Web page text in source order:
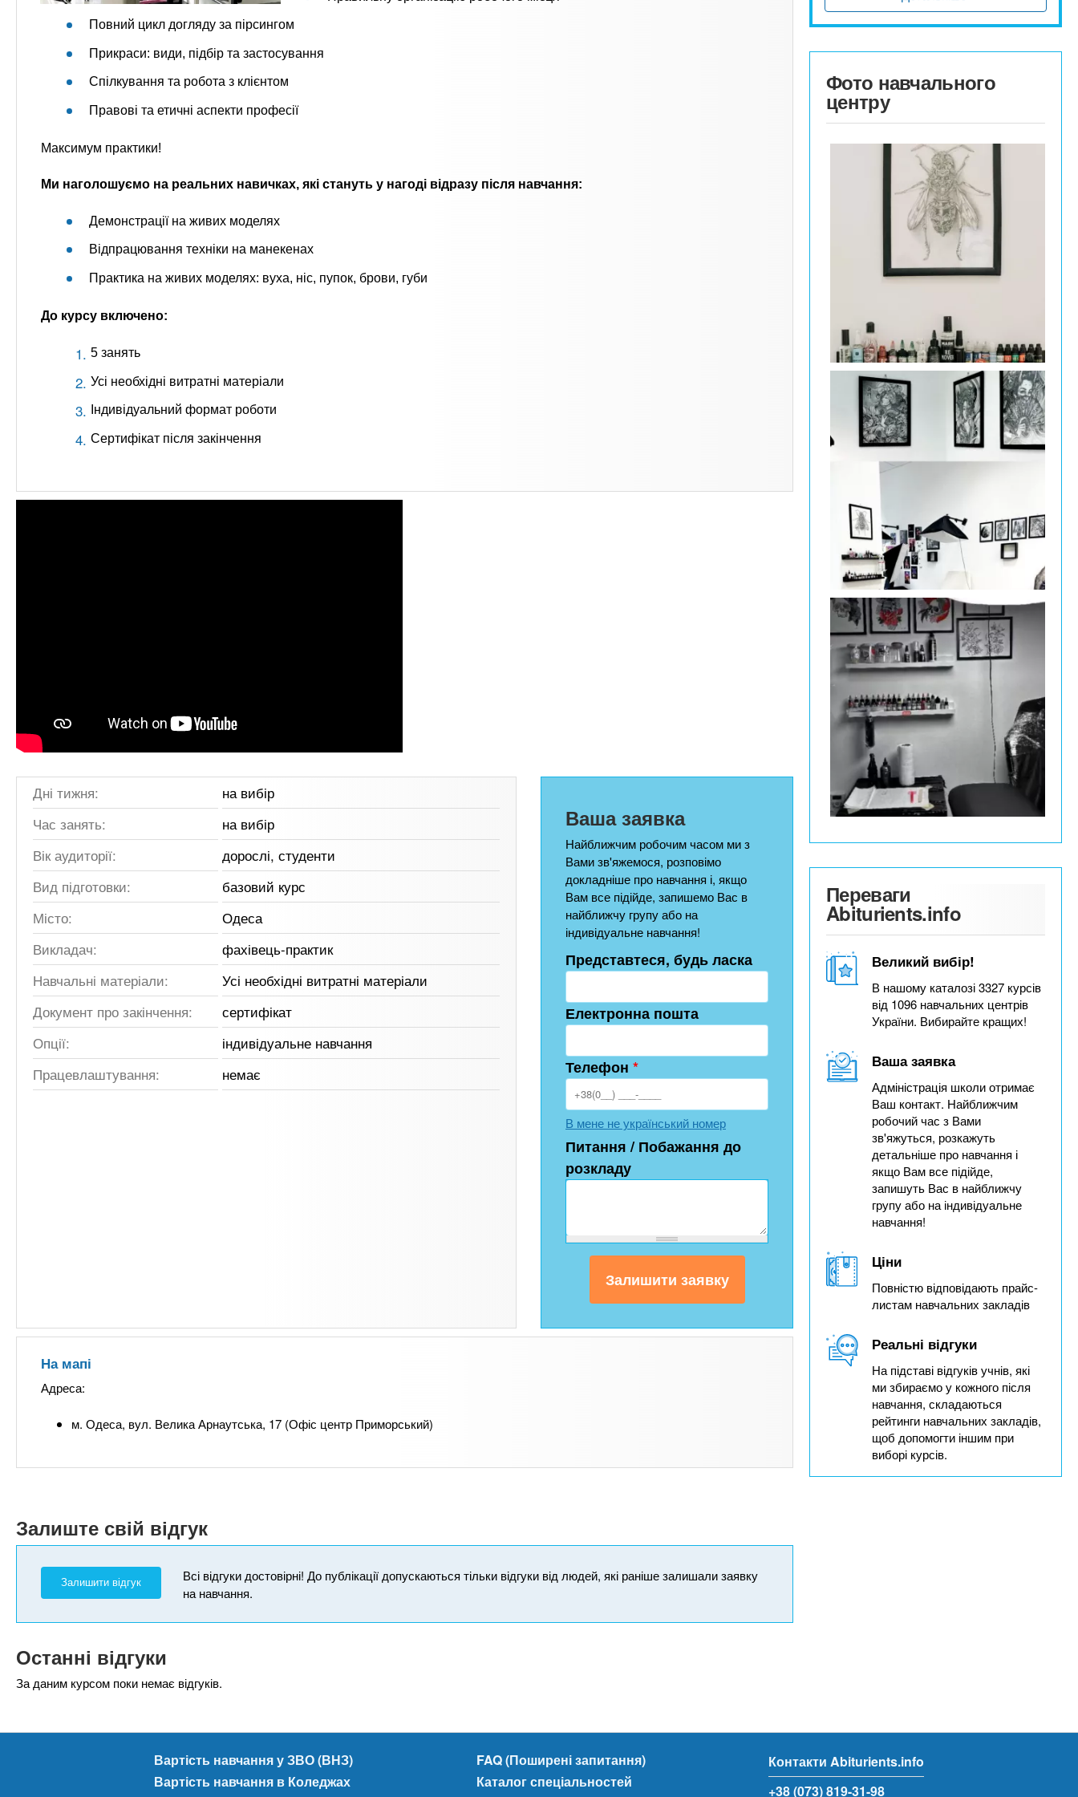
Повний цикл догляду за пірсингом
Прикраси: види, підбір та застосування
Спілкування та робота з клієнтом
Правові та етичні аспекти професії
Максимум практики!
Ми наголошуємо на реальних навичках, які стануть у нагоді відразу після навчання:
Демонстрації на живих моделях
Відпрацювання техніки на манекенах
Практика на живих моделях: вуха, ніс, пупок, брови, губи
До курсу включено:
5 занять
Усі необхідні витратні матеріали
Індивідуальний формат роботи
Сертифікат після закінчення
Дні тижня:
на вибір
Час занять:
на вибір
Вік аудиторії:
дорослі, студенти
Вид підготовки:
базовий курс
Місто:
Одеса
Викладач:
фахівець-практик
Навчальні матеріали:
Усі необхідні витратні матеріали
Документ про закінчення:
сертифікат
Опції:
індивідуальне навчання
Працевлаштування:
немає
Ваша заявка
Найближчим робочим часом ми з
Вами зв'яжемося, розповімо
докладніше про навчання і, якщо
Вам все підійде, запишемо Вас в
найближчу групу або на
індивідуальне навчання!
Представтеся, будь ласка
Електронна пошта
Телефон *
В мене не український номер
Питання / Побажання до
розкладу
На мапі
Адреса:
м. Одеса, вул. Велика Арнаутська, 17 (Офіс центр Приморський)
Залиште свій відгук
Залишити відгук
Всі відгуки достовірні! До публікації допускаються тільки відгуки від людей, які раніше залишали заявку
на навчання.
Останні відгуки
За даним курсом поки немає відгуків.
Фото навчального
центру
Переваги
Abiturients.info
Великий вибір!
В нашому каталозі 3327 курсів
від 1096 навчальних центрів
України. Вибирайте кращих!
Ваша заявка
Адміністрація школи отримає
Ваш контакт. Найближчим
робочий час з Вами
зв'яжуться, розкажуть
детальніше про навчання і
якщо Вам все підійде,
запишуть Вас в найближчу
групу або на індивідуальне
навчання!
Ціни
Повністю відповідають прайс-
листам навчальних закладів
Реальні відгуки
На підставі відгуків учнів, які
ми збираємо у кожного після
навчання, складаються
рейтинги навчальних закладів,
щоб допомогти іншим при
виборі курсів.
Вартість навчання у ЗВО (ВНЗ)
Вартість навчання в Коледжах
FAQ (Поширені запитання)
Каталог спеціальностей
Контакти Abiturients.info
+38 (073) 819-31-98